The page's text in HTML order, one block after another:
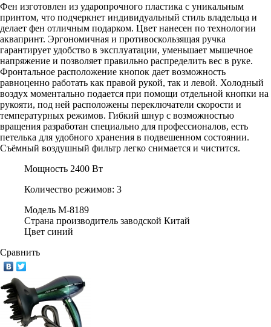
Фен изготовлен из ударопрочного пластика с уникальным
принтом, что подчеркнет индивидуальный стиль владельца и
делает фен отличным подарком. Цвет нанесен по технологии
аквапринт. Эргономичная и противоскользящая ручка
гарантирует удобство в эксплуатации, уменьшает мышечное
напряжение и позволяет правильно распределить вес в руке.
Фронтальное расположение кнопок дает возможность
равноценно работать как правой рукой, так и левой. Холодный
воздух моментально подается при помощи отдельной кнопки на
рукояти, под ней расположены переключатели скорости и
температурных режимов. Гибкий шнур с возможностью
вращения разработан специально для профессионалов, есть
петелька для удобного хранения в подвешенном состоянии.
Съёмный воздушный фильтр легко снимается и чистится.
Мощность 2400 Вт
Количество режимов: 3
Модель M-8189
Страна производитель заводской Китай
Цвет синий
Сравнить